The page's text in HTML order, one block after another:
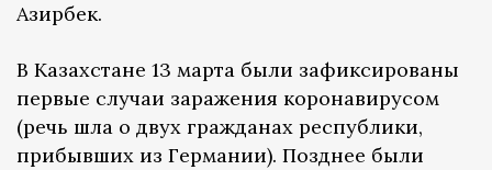
Азирбек.
В Казахстане 13 марта были зафиксированы
первые случаи заражения коронавирусом
(речь шла о двух гражданах республики,
прибывших из Германии). Позднее были